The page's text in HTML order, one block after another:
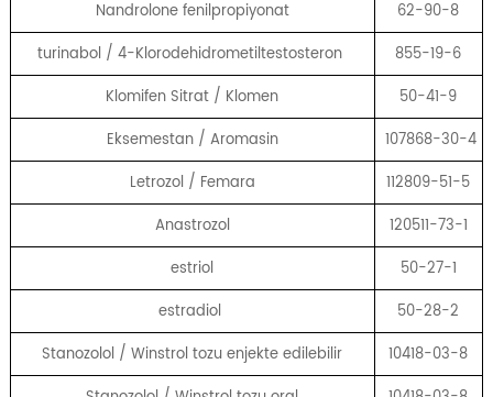
Nandrolone fenilpropiyonat
62-90-8
turinabol / 4-Klorodehidrometiltestosteron
855-19-6
Klomifen Sitrat / Klomen
50-41-9
Eksemestan / Aromasin
107868-30-4
Letrozol / Femara
112809-51-5
Anastrozol
120511-73-1
estriol
50-27-1
estradiol
50-28-2
Stanozolol / Winstrol tozu enjekte edilebilir
10418-03-8